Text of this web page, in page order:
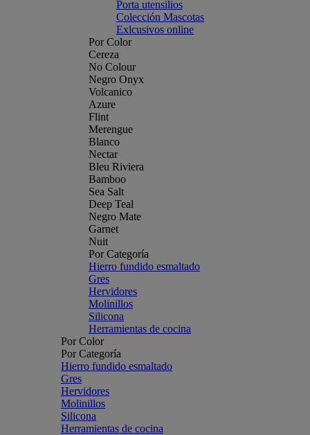
Porta utensilios
Colección Mascotas
Exlcusivos online
Por Color
Cereza
No Colour
Negro Onyx
Volcanico
Azure
Flint
Merengue
Blanco
Nectar
Bleu Riviera
Bamboo
Sea Salt
Deep Teal
Negro Mate
Garnet
Nuit
Por Categoría
Hierro fundido esmaltado
Gres
Hervidores
Molinillos
Silicona
Herramientas de cocina
Por Color
Por Categoría
Hierro fundido esmaltado
Gres
Hervidores
Molinillos
Silicona
Herramientas de cocina